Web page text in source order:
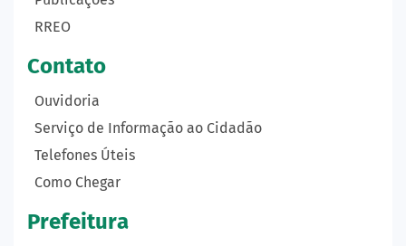
RREO
Contato
Ouvidoria
Serviço de Informação ao Cidadão
Telefones Úteis
Como Chegar
Prefeitura